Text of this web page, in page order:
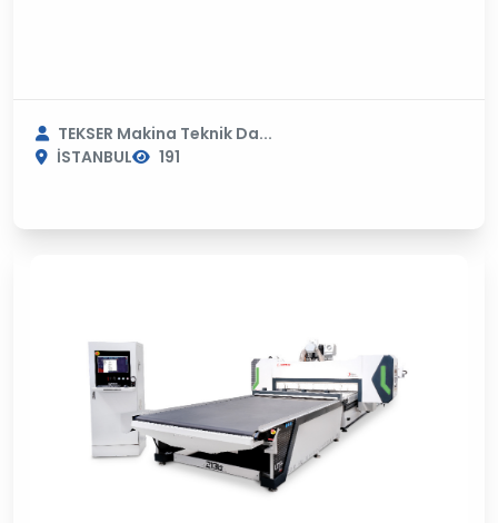
TEKSER Makina Teknik Da...
İSTANBUL
191